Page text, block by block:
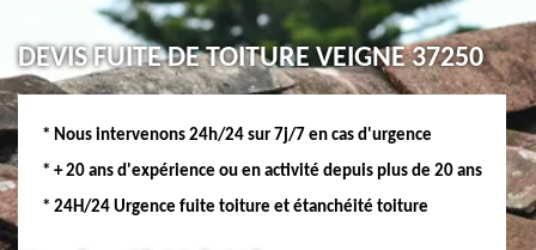
DEVIS FUITE DE TOITURE VEIGNE 37250
* Nous intervenons 24h/24 sur 7j/7 en cas d'urgence
* + 20 ans d'expérience ou en activité depuis plus de 20 ans
* 24H/24 Urgence fuite toiture et étanchéité toiture